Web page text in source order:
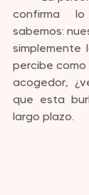
confirma
sabemos:
simplemente
percibe como
acogedor,
que esta
largo plazo.